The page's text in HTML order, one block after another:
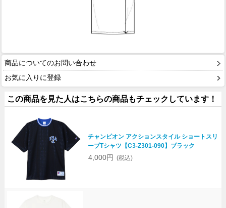
商品についてのお問い合わせ
お気に入りに登録
この商品を見た人はこちらの商品もチェックしています！
チャンピオン アクションスタイル ショートスリ
ーブTシャツ【C3-Z301-090】ブラック
4,000円 (税込)